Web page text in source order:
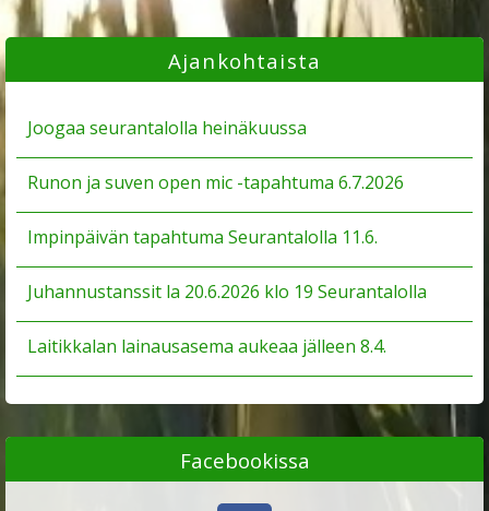
Ajankohtaista
Joogaa seurantalolla heinäkuussa
Runon ja suven open mic -tapahtuma 6.7.2026
Impinpäivän tapahtuma Seurantalolla 11.6.
Juhannustanssit la 20.6.2026 klo 19 Seurantalolla
Laitikkalan lainausasema aukeaa jälleen 8.4.
Facebookissa